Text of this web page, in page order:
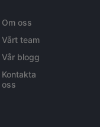
Om oss
Vårt team
Vår blogg
Kontakta
oss